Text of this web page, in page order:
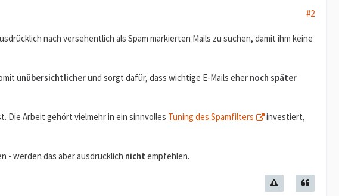
#2
nach versehentlich als Spam markierten Mails zu suchen, damit ihm keine
unübersichtlicherund sorgt dafür, dass wichtige E-Mails eher noch später
Die Arbeit gehört vielmehr in ein sinnvolles Tuning des Spamfilters
investiert,
- werden das aber ausdrücklich nicht empfehlen.